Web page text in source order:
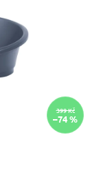
399 Kč
–74 %